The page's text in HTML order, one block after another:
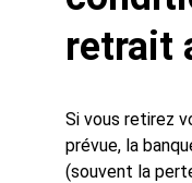
retrait
Si vous retirez
prévue, la
(souvent la